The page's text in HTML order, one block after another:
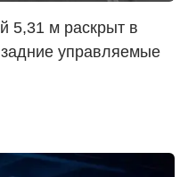
5,31 м раскрыт в
управляемые